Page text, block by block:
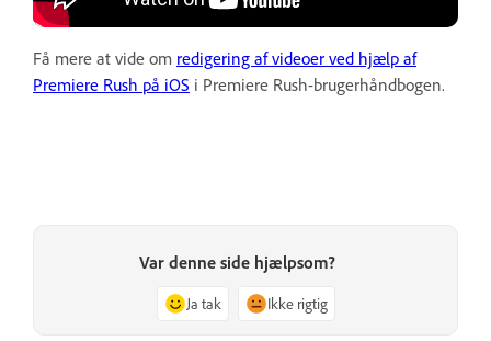
Få mere at vide om redigering af videoer ved hjælp af
Premiere Rush på iOS i Premiere Rush-brugerhåndbogen.
Var denne side hjælpsom?
Ja tak Ikke rigtig